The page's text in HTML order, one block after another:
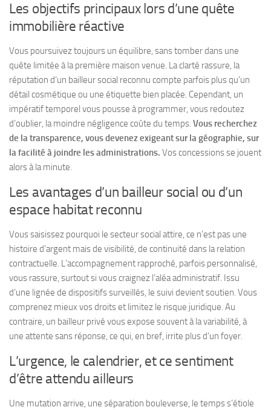
Les objectifs principaux lors d’une quête
immobilière réactive
Vous poursuivez toujours un équilibre, sans tomber dans une
quête limitée à la première maison venue. La clarté rassure, la
réputation d’un bailleur social reconnu compte parfois plus qu’un
détail cosmétique ou une étiquette bien placée. Cependant, un
impératif temporel vous pousse à programmer, vous redoutez
d’oublier, la moindre négligence coûte du temps. Vous recherchez
de la transparence, vous devenez exigeant sur la géographie, sur
la facilité à joindre les administrations. Vos concessions se jouent
alors à la minute.
Les avantages d’un bailleur social ou d’un
espace habitat reconnu
Vous saisissez pourquoi le secteur social attire, ce n’est pas une
histoire d’argent mais de visibilité, de continuité dans la relation
contractuelle. L’accompagnement rapproché, parfois personnalisé,
vous rassure, surtout si vous craignez l’aléa administratif. Issu
d’une lignée de dispositifs surveillés, le suivi devient soutien. Vous
comprenez mieux vos droits et limitez le risque juridique. Au
contraire, un bailleur privé vous expose souvent à la variabilité, à
une attente sans réponse, ce qui, en bref, irrite plus d’un foyer.
L’urgence, le calendrier, et ce sentiment
d’être attendu ailleurs
Une mutation arrive, une séparation bouleverse, le temps s’étiole